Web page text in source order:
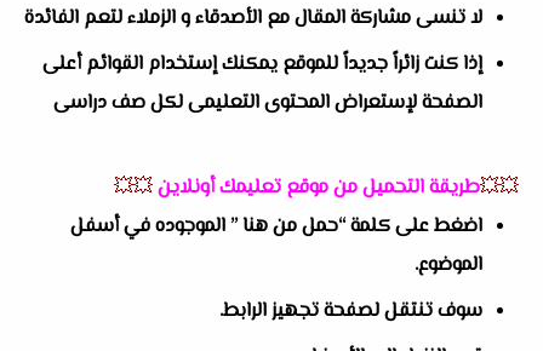
لا تنسى مشاركة المقال مع الأصدقاء و الزملاء لتعم الفائدة
إذا كنت زائراً جديداً للموقع يمكنك إستخدام القوائم أعلى
الصفحة لإستعراض المحتوى التعليمى لكل صف دراسى
💥💥طريقة التحميل من موقع تعليمك أونلاين💥💥
اضغط على كلمة “حمل من هنا ” الموجوده في أسفل
الموضوع.
سوف تنتقل لصفحة تجهيز الرابط.